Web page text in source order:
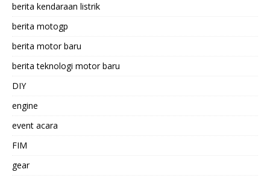
berita kendaraan listrik
berita motogp
berita motor baru
berita teknologi motor baru
DIY
engine
event acara
FIM
gear